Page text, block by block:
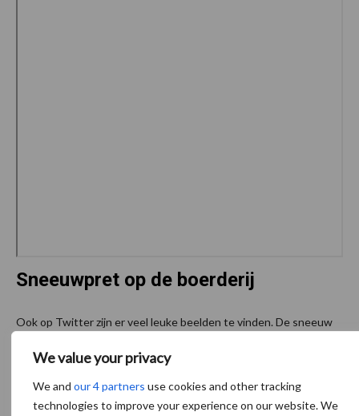
We value your privacy
We and our 4 partners use cookies and other tracking
technologies to improve your experience on our website. We
Sneeuwpret op de boerderij
Ook op Twitter zijn er veel leuke beelden te vinden. De sneeuw
Het nuttige (noodzakelijke) maar met het leuke
combineren
#sneeuwschuiven
l